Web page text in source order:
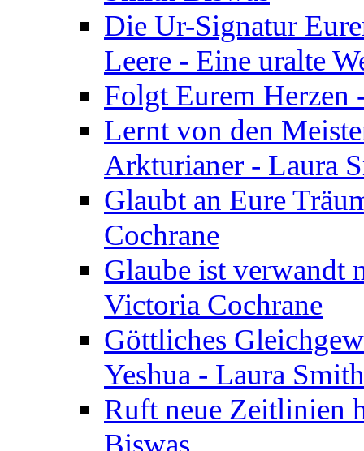
Die Ur-Signatur
Leere - Eine uralte
Folgt Eurem
Lernt von den
Arkturianer - Laura
Glaubt an Eure
Cochrane
Glaube ist verwandt
Victoria Cochrane
Göttliches
Yeshua - Laura
Ruft neue Zeitlinien
Biswas